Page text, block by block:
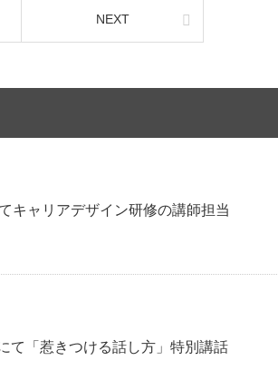
NEXT
キャリアデザイン研修の講師担当
て「惹きつける話し方」特別講話